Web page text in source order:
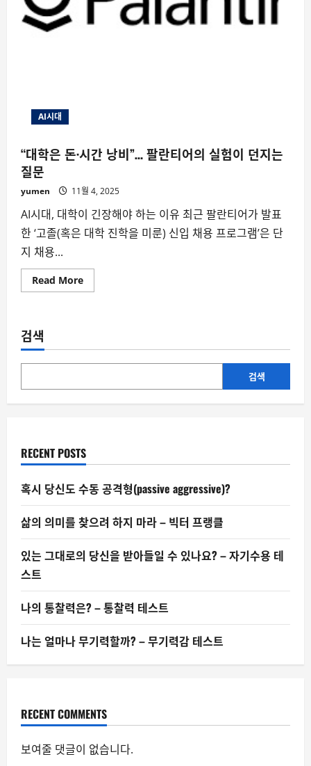
AI시대
“대학은 돈·시간 낭비”… 팔란티어의 실험이 던지는
질문
yumen 11월 4, 2025
AI시대, 대학이 긴장해야 하는 이유 최근 팔란티어가 발표
한 ‘고졸(혹은 대학 진학을 미룬) 신입 채용 프로그램’은 단
지 채용...
Read MoreRead
more
·
간
비”…
란
실
험
이
지
는
질
검색
검색
RECENT POSTS
혹시 당신도 수동 공격형(passive aggressive)?
삶의 의미를 찾으려 하지 마라 – 빅터 프랭클
있는 그대로의 당신을 받아들일 수 있나요? – 자기수용 테
스트
나의 통찰력은? – 통찰력 테스트
나는 얼마나 무기력할까? – 무기력감 테스트
RECENT COMMENTS
보여줄 댓글이 없습니다.